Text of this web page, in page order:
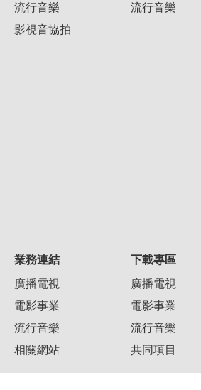
流行音樂
影視音協拍
流行音樂
業務連結
廣播電視
電影事業
流行音樂
相關網站
下載專區
廣播電視
電影事業
流行音樂
共同項目